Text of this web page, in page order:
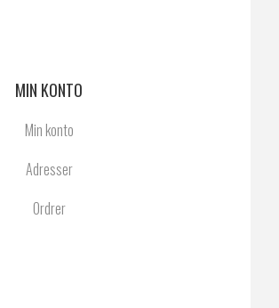
MIN KONTO
Min konto
Adresser
Ordrer